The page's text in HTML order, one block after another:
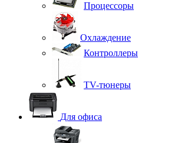
Процессоры
Охлаждение
Контроллеры
TV-тюнеры
Для офиса